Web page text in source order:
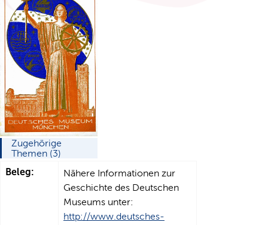
Zugehörige
Themen (3)
Beleg:
Nähere Informationen zur
Geschichte des Deutschen
Museums unter:
http://www.deutsches-